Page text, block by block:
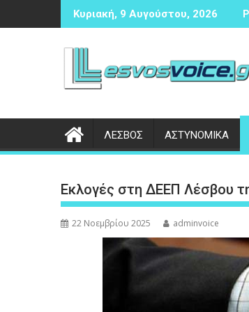
στο
Κυριακή, 9 Αυγούστου, 2026
αντισφαίρισης
Δικογραφία σε βάρος 23χρονου ημεδαπού
ΛΕΣΒΟΣ ΑΣΤΥΝΟΜΙΚΑ
Εκλογές στη ΔΕΕΠ Λέσβου
22 Νοεμβρίου 2025 adminvoice